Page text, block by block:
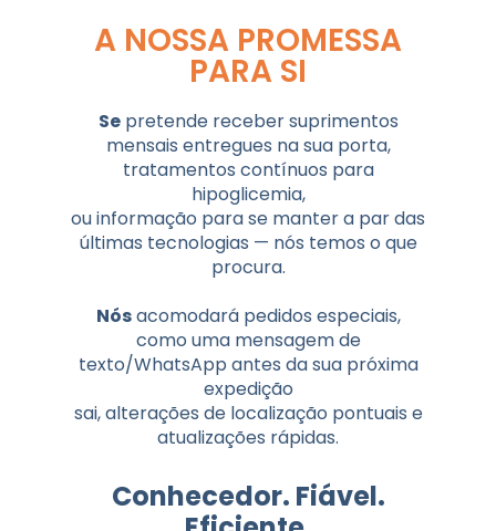
A NOSSA PROMESSA
PARA SI
Sepretende receber suprimentos
mensais entregues na sua porta,
tratamentos contínuos para
hipoglicemia,
ou informação para se manter a par das
últimas tecnologias — nós temos o que
procura.
Nósacomodará pedidos especiais,
como uma mensagem de
texto/WhatsApp antes da sua próxima
expedição
sai, alterações de localização pontuais e
atualizações rápidas.
Conhecedor. Fiável.